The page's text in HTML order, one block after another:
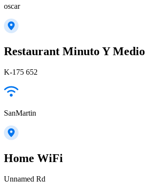
oscar
Restaurant Minuto Y Medio
K-175 652
SanMartin
Home WiFi
Unnamed Rd